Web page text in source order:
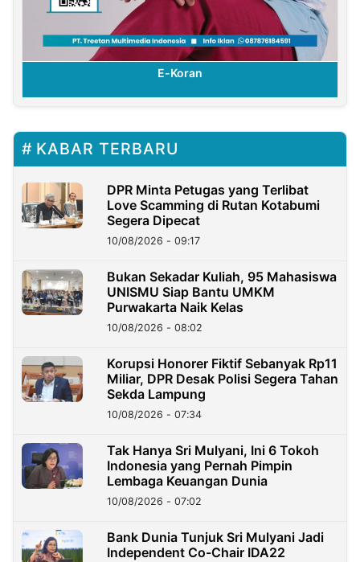
E-Koran
KABAR TERBARU
DPR Minta Petugas yang Terlibat
Love Scamming di Rutan Kotabumi
Segera Dipecat
10/08/2026 - 09:17
Bukan Sekadar Kuliah, 95 Mahasiswa
UNISMU Siap Bantu UMKM
Purwakarta Naik Kelas
10/08/2026 - 08:02
Korupsi Honorer Fiktif Sebanyak Rp11
Miliar, DPR Desak Polisi Segera Tahan
Sekda Lampung
10/08/2026 - 07:34
Tak Hanya Sri Mulyani, Ini 6 Tokoh
Indonesia yang Pernah Pimpin
Lembaga Keuangan Dunia
10/08/2026 - 07:02
Bank Dunia Tunjuk Sri Mulyani Jadi
Independent Co-Chair IDA22